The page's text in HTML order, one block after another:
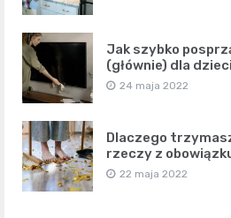
Jak szybko
(głównie) dla
24 maja 2022
Dlaczego
rzeczy z
22 maja 2022